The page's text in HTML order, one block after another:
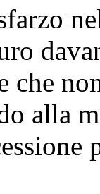
che
alla